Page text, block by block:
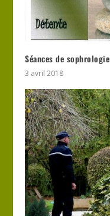
Séances de
3 avril 2018